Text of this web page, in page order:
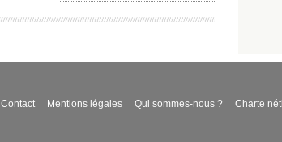
Contact Mentions légales Qui sommes-nous ? Charte